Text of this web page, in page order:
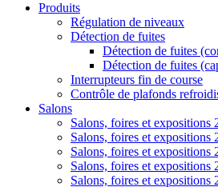
Produits
Régulation de niveaux
Détection de fuites
Détection de fuites
Détection de fuites
Interrupteurs fin de course
Contrôle de plafonds
Salons
Salons, foires et expositions
Salons, foires et expositions
Salons, foires et expositions
Salons, foires et expositions
Salons, foires et expositions